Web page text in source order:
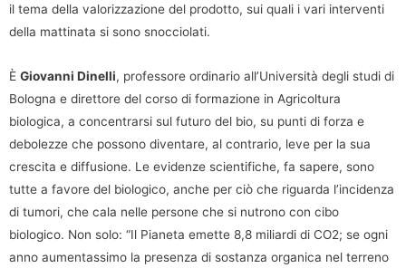
il tema della valorizzazione del prodotto, sui quali i vari interventi
della mattinata si sono snocciolati.
È Giovanni Dinelli, professore ordinario all’Università degli studi di
Bologna e direttore del corso di formazione in Agricoltura
biologica, a concentrarsi sul futuro del bio, su punti di forza e
debolezze che possono diventare, al contrario, leve per la sua
crescita e diffusione. Le evidenze scientifiche, fa sapere, sono
tutte a favore del biologico, anche per ciò che riguarda l’incidenza
di tumori, che cala nelle persone che si nutrono con cibo
biologico. Non solo: “Il Pianeta emette 8,8 miliardi di CO2; se ogni
anno aumentassimo la presenza di sostanza organica nel terreno